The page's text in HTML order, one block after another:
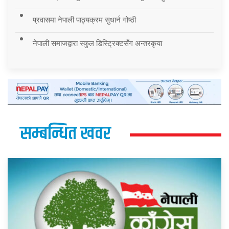
प्रवासमा नेपाली पाठ्यक्रम सुधार्न गोष्ठी
नेपाली समाजद्वारा स्कुल डिस्ट्रिक्टसँग अन्तरकृया
सम्बन्धित खवर